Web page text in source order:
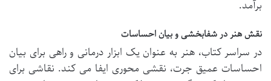
برآمد.
نقش هنر در شفابخشی و بیان احساسات
در سراسر کتاب، هنر به عنوان یک ابزار درمانی و راهی برای بیان
احساسات عمیق جرت، نقشی محوری ایفا می کند. نقاشی برای